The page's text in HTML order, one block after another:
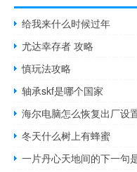
给我来什么时候过年
尤达幸存者 攻略
慎玩法攻略
轴承skf是哪个国家
海尔电脑怎么恢复出厂设
冬天什么树上有蜂蜜
一片丹心天地间的下一句